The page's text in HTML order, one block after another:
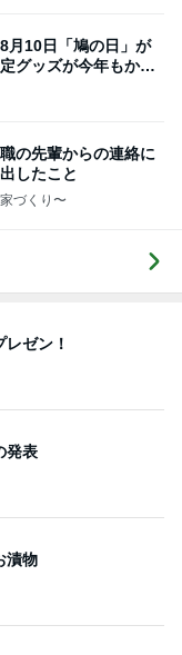
月10日「鳩の日」が
グッズが今年もかわ
の先輩からの連絡に
したこと
づくり〜
ゼン！
発表
漬物